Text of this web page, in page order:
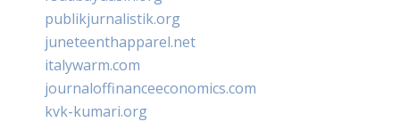
publikjurnalistik.org
juneteenthapparel.net
italywarm.com
journaloffinanceeconomics.com
kvk-kumari.org